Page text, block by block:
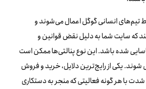
تیم‌های انسانی گوگل اعمال می‌شوند و
که سایت شما به دلیل نقض قوانین و
شده باشد. این نوع پنالتی‌ها ممکن است
شوند. یکی از رایج‌ترین دلایل، خرید و فروش
با هر گونه فعالیتی که منجر به دستکاری